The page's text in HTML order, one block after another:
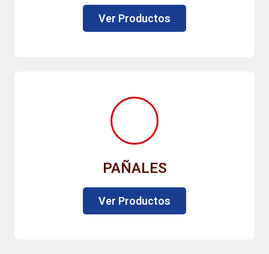
Ver Productos
PAÑALES
Ver Productos